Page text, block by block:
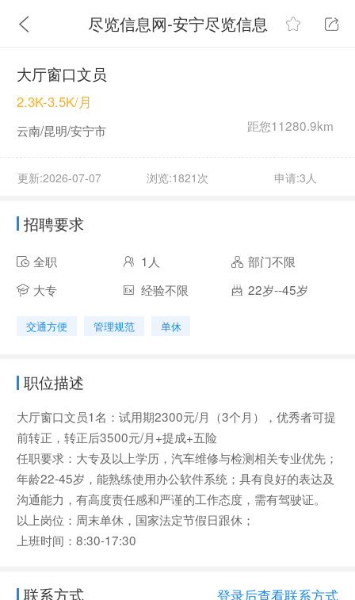
尽览信息网-安宁尽览信息
大厅窗口文员
距您11280.9km
2.3K-3.5K/月
云南/昆明/安宁市
更新:2026-07-07 浏览:1821次 申请:3人
招聘要求
全职 1人
部门不限
大专
经验不限 22岁--45岁
交通方便 管理规范 单休
职位描述
大厅窗口文员1名：试用期2300元/月（3个月），优秀者可提
前转正，转正后3500元/月+提成+五险
任职要求：大专及以上学历，汽车维修与检测相关专业优先；
年龄22-45岁，能熟练使用办公软件系统；具有良好的表达及
沟通能力，有高度责任感和严谨的工作态度，需有驾驶证。
以上岗位：周末单休，国家法定节假日跟休；
上班时间：8:30-17:30
联系方式 登录后查看联系方式